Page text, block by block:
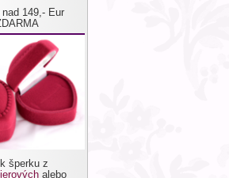
nad 149,- Eur
šperku z
alebo